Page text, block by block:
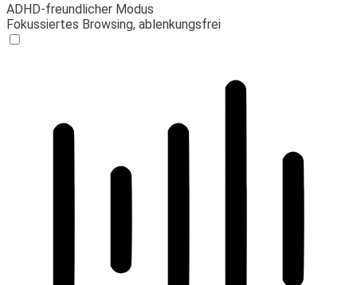
ADHD-freundlicher Modus
Fokussiertes Browsing, ablenkungsfrei